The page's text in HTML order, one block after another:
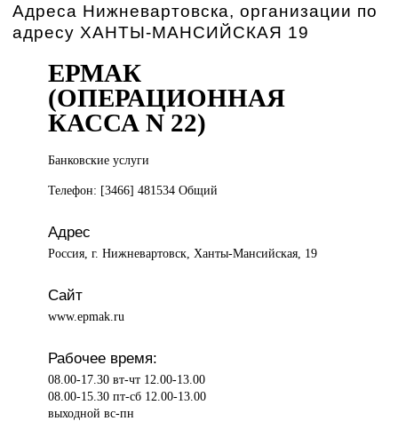
Адреса Нижневартовска, организации по
адресу ХАНТЫ-МАНСИЙСКАЯ 19
ЕРМАК
(ОПЕРАЦИОННАЯ
КАССА N 22)
Банковские услуги
Телефон: [3466] 481534 Общий
Адрес
Россия, г. Нижневартовск, Ханты-Мансийская, 19
Сайт
www.epmak.ru
Рабочее время:
08.00-17.30 вт-чт 12.00-13.00
08.00-15.30 пт-сб 12.00-13.00
выходной вс-пн